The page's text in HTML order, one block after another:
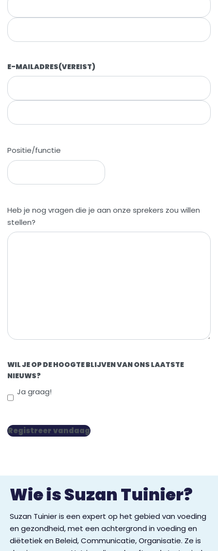
E-MAILADRES(VEREIST)
Positie/functie
Heb je nog vragen die je aan onze sprekers zou willen
stellen?
WIL JE OP DE HOOGTE BLIJVEN VAN ONS LAATSTE
NIEUWS?
Ja graag!
Wie isSuzan Tuinier?
Suzan Tuinier is een expert op het gebied van voeding
en gezondheid, met een achtergrond in voeding en
diëtetiek en Beleid, Communicatie, Organisatie. Ze is